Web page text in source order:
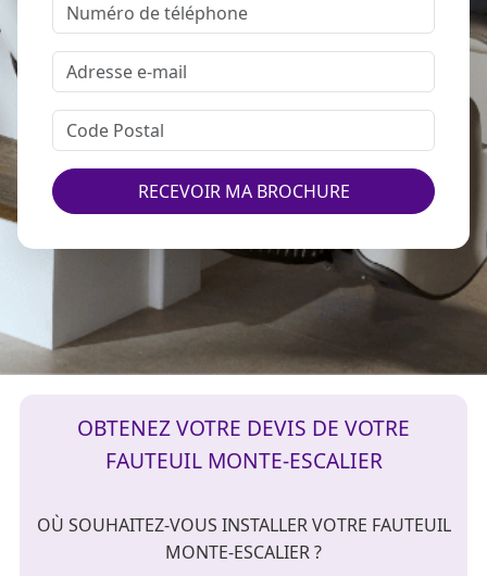
RECEVOIR MA BROCHURE
OBTENEZ VOTRE DEVIS DE VOTRE
FAUTEUIL MONTE-ESCALIER
OÙ SOUHAITEZ-VOUS INSTALLER VOTRE FAUTEUIL
MONTE-ESCALIER ?